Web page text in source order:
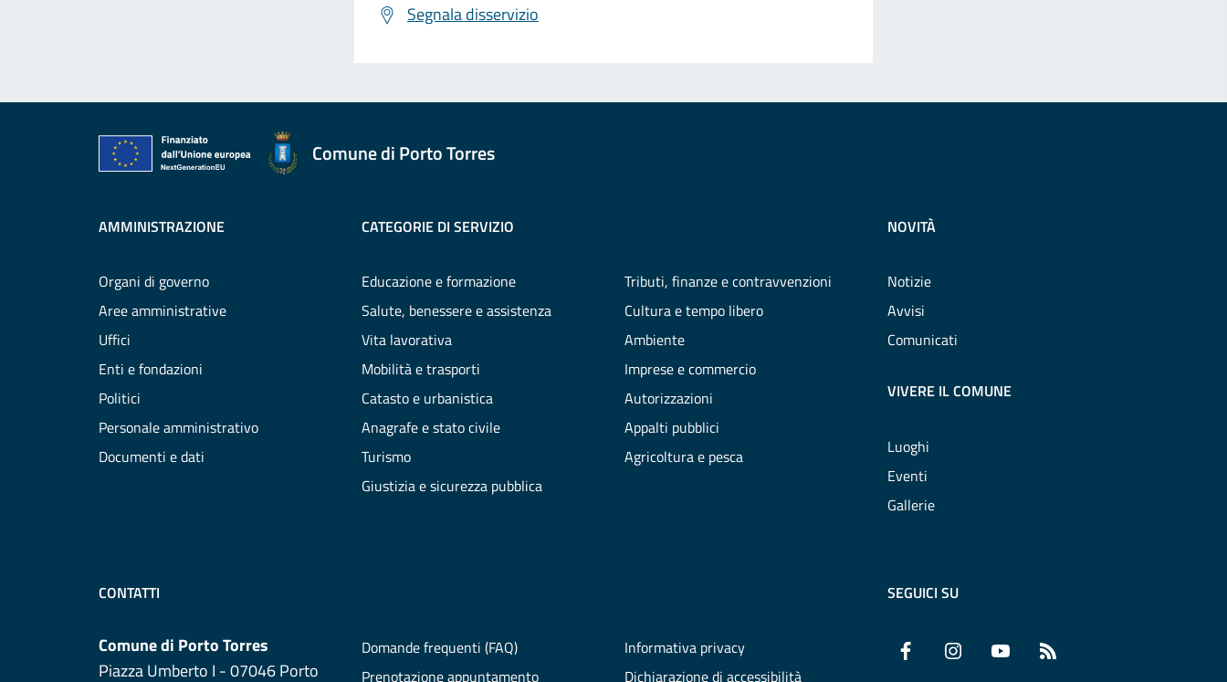
Segnala disservizio
Comune di Porto Torres
AMMINISTRAZIONE
Organi di governo
Aree amministrative
Uffici
Enti e fondazioni
Politici
Personale amministrativo
Documenti e dati
CATEGORIE DI SERVIZIO
Educazione e formazione
Salute, benessere e assistenza
Vita lavorativa
Mobilità e trasporti
Catasto e urbanistica
Anagrafe e stato civile
Turismo
Giustizia e sicurezza pubblica
Tributi, finanze e contravvenzioni
Cultura e tempo libero
Ambiente
Imprese e commercio
Autorizzazioni
Appalti pubblici
Agricoltura e pesca
NOVITÀ
Notizie
Avvisi
Comunicati
VIVERE IL COMUNE
Luoghi
Eventi
Gallerie
CONTATTI
Comune di Porto Torres
Piazza Umberto I - 07046 Porto
Domande frequenti (FAQ)
Prenotazione appuntamento
Informativa privacy
Dichiarazione di accessibilità
SEGUICI SU
Facebook InstagramYouTube